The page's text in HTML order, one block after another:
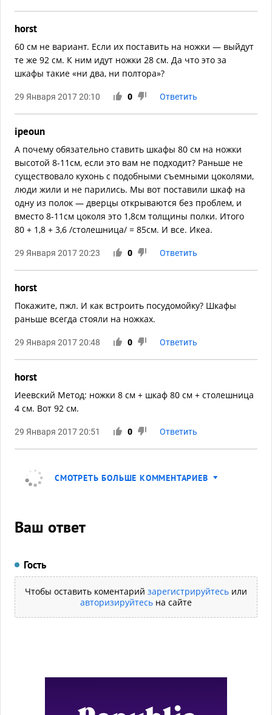
horst
60 см не вариант. Если их поставить на ножки — выйдут
те же 92 см. К ним идут ножки 28 см. Да что это за
шкафы такие «ни два, ни полтора»?
29 Января 2017 20:10 0 Ответить
ipeoun
А почему обязательно ставить шкафы 80 см на ножки
высотой 8-11см, если это вам не подходит? Раньше не
существовало кухонь с подобными съемными цоколями,
люди жили и не парились. Мы вот поставили шкаф на
одну из полок — дверцы открываются без проблем, и
вместо 8-11см цоколя это 1,8см толщины полки. Итого
80 + 1,8 + 3,6 /столешница/ = 85см. И все. Икеа.
29 Января 2017 20:23 0 Ответить
horst
Покажите, пжл. И как встроить посудомойку? Шкафы
раньше всегда стояли на ножках.
29 Января 2017 20:48 0 Ответить
horst
Иеевский Метод: ножки 8 см + шкаф 80 см + столешница
4 см. Вот 92 см.
29 Января 2017 20:51 0 Ответить
СМОТРЕТЬ БОЛЬШЕ КОММЕНТАРИЕВ
Ваш ответ
Гость
Чтобы оставить коментарий зарегистрируйтесь или
авторизируйтесь на сайте